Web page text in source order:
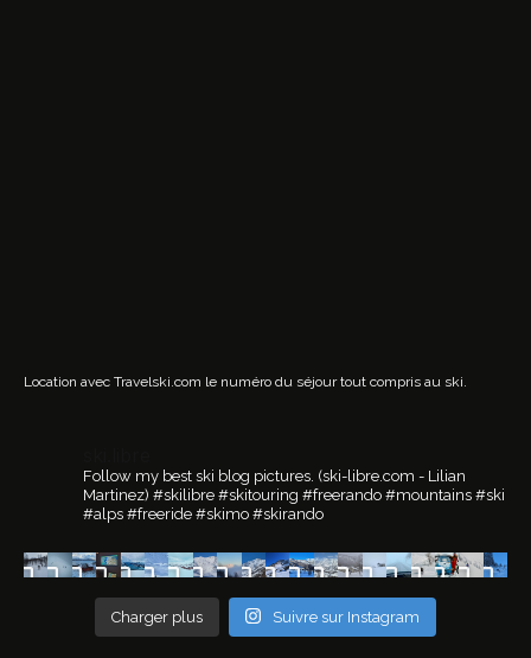
Location avec Travelski.com le numéro du séjour tout compris au ski.
Follow my best ski blog pictures. (ski-libre.com - Lilian
Martinez) #skilibre #skitouring #freerando #mountains #ski
#alps #freeride #skimo #skirando
Charger plus Suivre sur Instagram